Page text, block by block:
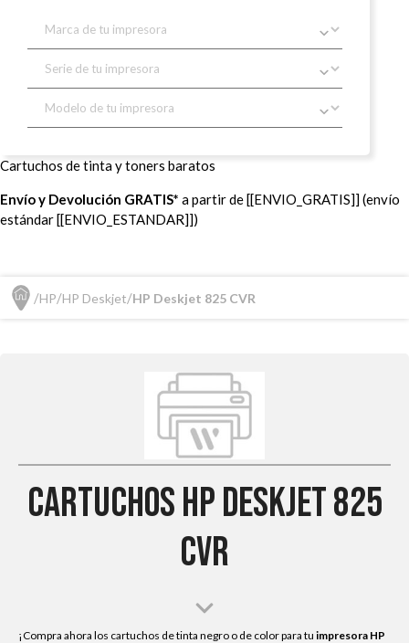
Cartuchos de tinta y toners baratos
Envío y Devolución GRATIS* a partir de [[ENVIO_GRATIS]] (envío
estándar [[ENVIO_ESTANDAR]])
HP HP Deskjet HP Deskjet 825 CVR
Cartuchos HP Deskjet 825
CVR
¡Compra ahora los cartuchos de tinta negro o de color para tu impresora HP